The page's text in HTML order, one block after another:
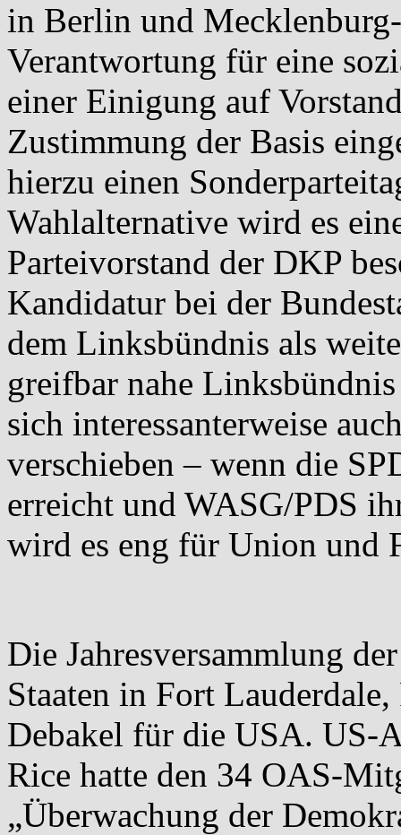
in Berlin und
Verantwortung für eine
einer Einigung auf
Zustimmung der Basis
hierzu einen
Wahlalternative wird es
Parteivorstand der DKP
Kandidatur bei der
dem Linksbündnis als
greifbar nahe
sich interessanterweise
verschieben – wenn die
erreicht und WASG/PDS
wird es eng für Union und
Die Jahresversammlung
Staaten in Fort
Debakel für die USA. US-
Rice hatte den 34 OAS-
„Überwachung der